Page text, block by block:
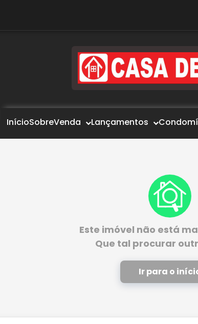
InícioSobreVenda Lançamentos
Este imóvel não está
Que tal procurar
Ir para o